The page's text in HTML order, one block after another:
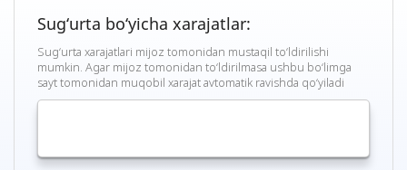
Sug‘urta bo‘yicha xarajatlar:
Sug‘urta xarajatlari mijoz tomonidan mustaqil to‘ldirilishi
mumkin. Agar mijoz tomonidan to‘ldirilmasa ushbu bo‘limga
sayt tomonidan muqobil xarajat avtomatik ravishda qo‘yiladi